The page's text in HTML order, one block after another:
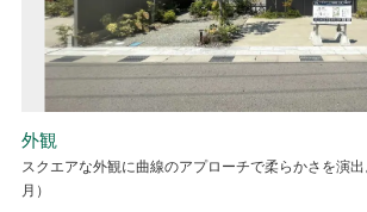
リビング・ダイニング
空間に変化をつけたリビングダイニング。（撮影：
外観
スクエアな外観に曲線のアプローチで柔らかさを演
月）
エントランス
林を通り抜けるようなアプローチ。（撮影：2026年7
リビング
間接照明で落ち着いた雰囲気を演出。（撮影：2026
リビング
プライベート感のあるウッドデッキに向かって広々
影：2026年7月）
リビング・ダイニング
空間に変化をつけたリビングダイニング。（撮影：
外観
スクエアな外観に曲線のアプローチで柔らかさを演
月）